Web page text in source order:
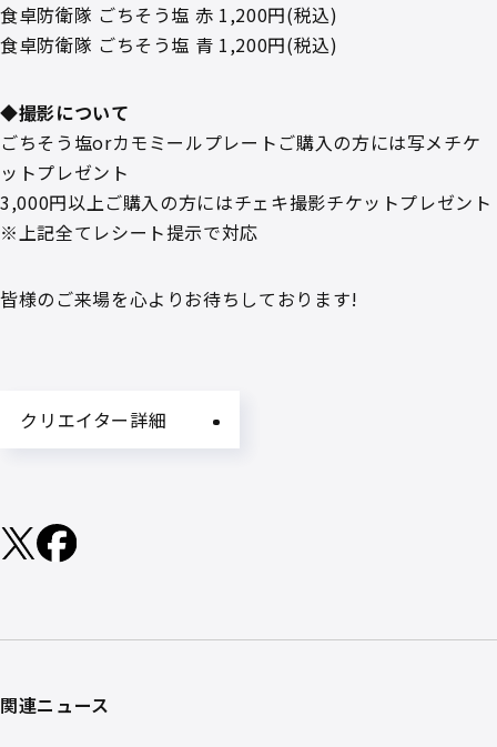
食卓防衛隊 ごちそう塩 赤 1,200円(税込)
食卓防衛隊 ごちそう塩 青 1,200円(税込)
◆撮影について
ごちそう塩orカモミールプレートご購入の方には写メチケ
ットプレゼント
3,000円以上ご購入の方にはチェキ撮影チケットプレゼント
※上記全てレシート提示で対応
皆様のご来場を心よりお待ちしております!
クリエイター詳細
関連ニュース